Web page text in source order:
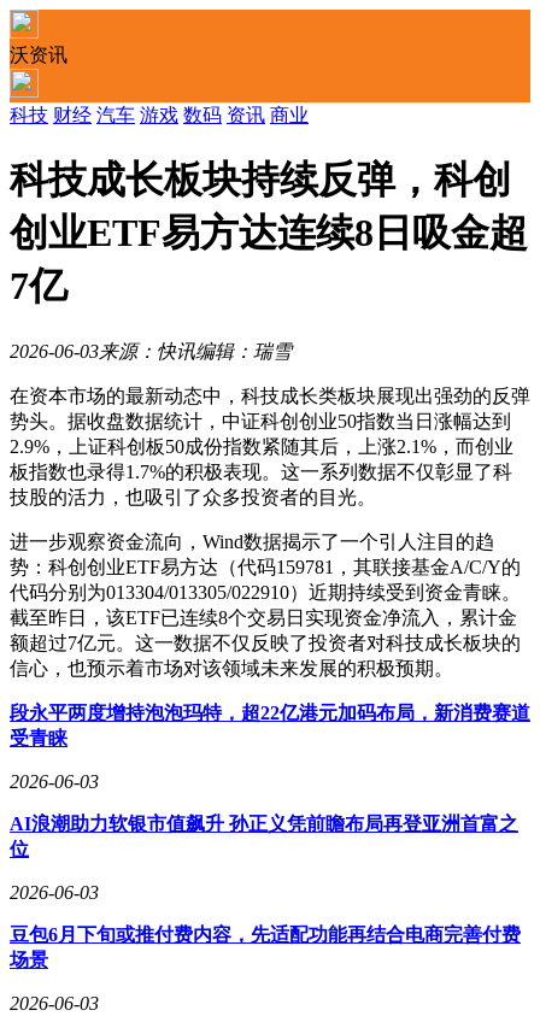
沃资讯
科技 财经 汽车 游戏 数码 资讯 商业
科技成长板块持续反弹，科创
创业ETF易方达连续8日吸金超
7亿
2026-06-03来源：快讯编辑：瑞雪
在资本市场的最新动态中，科技成长类板块展现出强劲的反弹
势头。据收盘数据统计，中证科创创业50指数当日涨幅达到
2.9%，上证科创板50成份指数紧随其后，上涨2.1%，而创业
板指数也录得1.7%的积极表现。这一系列数据不仅彰显了科
技股的活力，也吸引了众多投资者的目光。
进一步观察资金流向，Wind数据揭示了一个引人注目的趋
势：科创创业ETF易方达（代码159781，其联接基金A/C/Y的
代码分别为013304/013305/022910）近期持续受到资金青睐。
截至昨日，该ETF已连续8个交易日实现资金净流入，累计金
额超过7亿元。这一数据不仅反映了投资者对科技成长板块的
信心，也预示着市场对该领域未来发展的积极预期。
段永平两度增持泡泡玛特，超22亿港元加码布局，新消费赛道
受青睐
2026-06-03
AI浪潮助力软银市值飙升 孙正义凭前瞻布局再登亚洲首富之
位
2026-06-03
豆包6月下旬或推付费内容，先适配功能再结合电商完善付费
场景
2026-06-03